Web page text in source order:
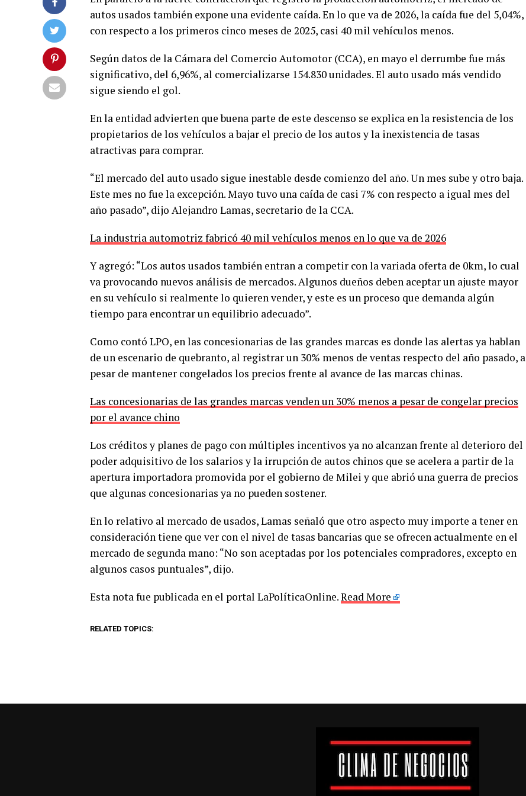
autos usados también expone una evidente caída. En lo que va de 2026, la caída fue del 5,04%,
con respecto a los primeros cinco meses de 2025, casi 40 mil vehículos menos.
Según datos de la Cámara del Comercio Automotor (CCA), en mayo el derrumbe fue más
significativo, del 6,96%, al comercializarse 154.830 unidades. El auto usado más vendido
sigue siendo el gol.
En la entidad advierten que buena parte de este descenso se explica en la resistencia de los
propietarios de los vehículos a bajar el precio de los autos y la inexistencia de tasas
atractivas para comprar.
“El mercado del auto usado sigue inestable desde comienzo del año. Un mes sube y otro baja.
Este mes no fue la excepción. Mayo tuvo una caída de casi 7% con respecto a igual mes del
año pasado”, dijo Alejandro Lamas, secretario de la CCA.
La industria automotriz fabricó 40 mil vehículos menos en lo que va de 2026
Y agregó: “Los autos usados también entran a competir con la variada oferta de 0km, lo cual
va provocando nuevos análisis de mercados. Algunos dueños deben aceptar un ajuste mayor
en su vehículo si realmente lo quieren vender, y este es un proceso que demanda algún
tiempo para encontrar un equilibrio adecuado”.
Como contó LPO, en las concesionarias de las grandes marcas es donde las alertas ya hablan
de un escenario de quebranto, al registrar un 30% menos de ventas respecto del año pasado, a
pesar de mantener congelados los precios frente al avance de las marcas chinas.
Las concesionarias de las grandes marcas venden un 30% menos a pesar de congelar precios
por el avance chino
Los créditos y planes de pago con múltiples incentivos ya no alcanzan frente al deterioro del
poder adquisitivo de los salarios y la irrupción de autos chinos que se acelera a partir de la
apertura importadora promovida por el gobierno de Milei y que abrió una guerra de precios
que algunas concesionarias ya no pueden sostener.
En lo relativo al mercado de usados, Lamas señaló que otro aspecto muy importe a tener en
consideración tiene que ver con el nivel de tasas bancarias que se ofrecen actualmente en el
mercado de segunda mano: “No son aceptadas por los potenciales compradores, excepto en
algunos casos puntuales”, dijo.
Esta nota fue publicada en el portal LaPolíticaOnline.Read More
RELATED TOPICS: